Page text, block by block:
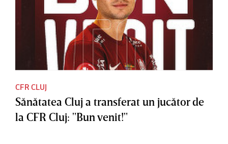
CFR CLUJ
Sănătatea Cluj a transferat un jucător de
la CFR Cluj: "Bun venit!"